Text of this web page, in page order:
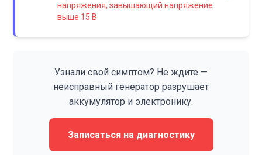
напряжения, завышающий напряжение
выше 15 В
Узнали свой симптом? Не ждите —
неисправный генератор разрушает
аккумулятор и электронику.
Записаться на диагностику